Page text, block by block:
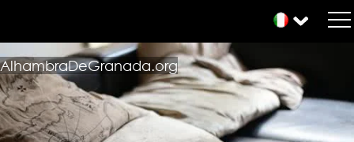
AlhambraDeGranada.org